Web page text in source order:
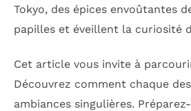
Tokyo, des épices envoûtantes
papilles et éveillent la curiosité
Cet article vous invite à
Découvrez comment chaque
ambiances singulières.